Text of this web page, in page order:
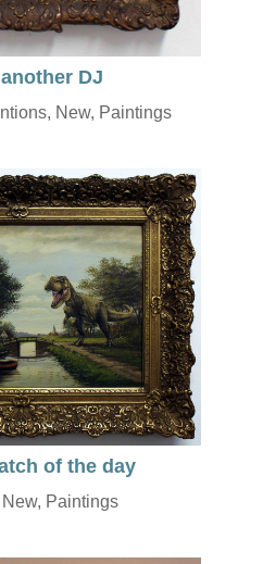
DJ
, New, Paintings
of the day
New, Paintings